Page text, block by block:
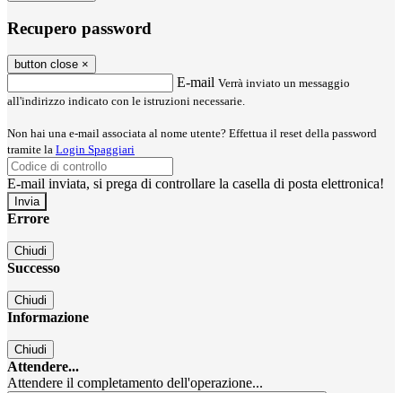
Recupero password
button close ×
E-mail Verrà inviato un messaggio
all'indirizzo indicato con le istruzioni necessarie.
Non hai una e-mail associata al nome utente? Effettua il reset della password
tramite la Login Spaggiari
E-mail inviata, si prega di controllare la casella di posta elettronica!
Errore
Chiudi
Successo
Chiudi
Informazione
Chiudi
Attendere...
Attendere il completamento dell'operazione...